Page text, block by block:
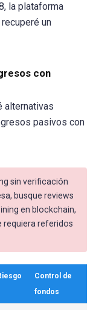
la plataforma
un
con
alternativas
pasivos con
sin verificación
busque reviews
en blockchain,
requiera referidos
Control de
fondos